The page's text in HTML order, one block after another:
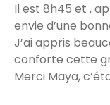
Il est 8h45 et ,
envie d’une
J’ai appris
conforte cette
Merci Maya,